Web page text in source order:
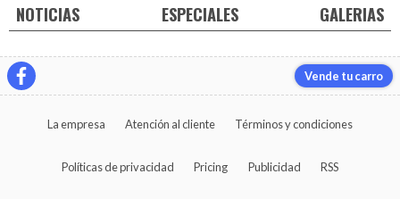
NOTICIAS ESPECIALES GALERIAS
Vende tu carro
La empresa Atención al cliente Términos y condiciones
Políticas de privacidad Pricing Publicidad RSS